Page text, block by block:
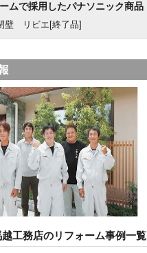
ムで採用したパナソニック商品
壁 リビエ[終了品]
工務店のリフォーム事例一覧